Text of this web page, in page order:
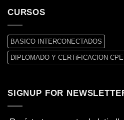
CURSOS
BASICO INTERCONECTADOS
DIPLOMADO Y CERTiFICACION
SIGNUP FOR